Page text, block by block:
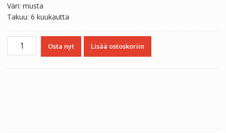
Väri: musta
Takuu: 6 kuukautta
Kannettavan
tietokoneen
Osta nyt Lisää ostoskoriin